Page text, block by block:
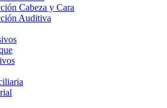
Cabeza y Cara
Auditiva